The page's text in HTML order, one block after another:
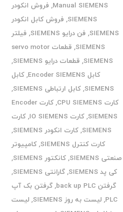
Manual SIEMENS
, فروش انکودر
SIEMENS
, فروش کابل انکودر
SIEMENS
, فن درایو SIEMENS , فیلتر
SIEMENS
,
قطعات servo motor
SIEMENS
, قطعات درایو SIEMENS
,
کابل Encoder SIEMENS
,کابل
SIEMENS
,کابل ارتباطی SIEMENS
,
کارت CPU SIEMENS
,
کارت Encoder
SIEMENS
,کارت IO SIEMENS ,کارت
SIEMENS
,کارت انکودر SIEMENS
,
کارت کنترل SIEMENS
,کامپیوتر
صنعتی SIEMENS
,کانکتور SIEMENS
,
کی پد SIEMENS
,گارانتی SIEMENS
,
گرفتن back up PLC
,گرفتن بک آپ
PLC
,لیست به روز SIEMENS ,لیست